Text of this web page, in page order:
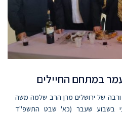
במתחם החיילים
ורבה של ירושלים מרן הרב שלמה משה
בשבוע שעבר (כא' שבט התשפ"ד